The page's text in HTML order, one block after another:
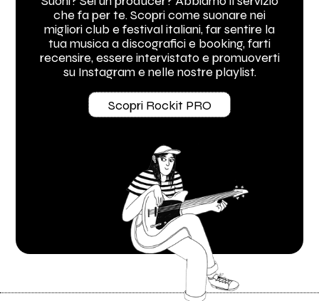
che fa per te. Scopri come suonare nei
migliori club e festival italiani, far sentire la
tua musica a discografici e booking, farti
recensire, essere intervistato e promuoverti
su Instagram e nelle nostre playlist.
Scopri Rockit PRO